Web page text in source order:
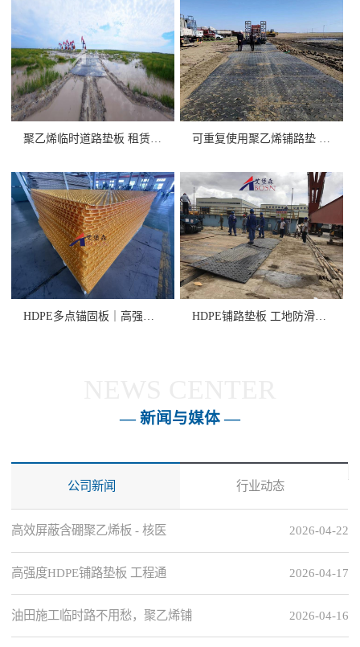
聚乙烯临时道路垫板 租赁/销售 可重复使用聚乙烯铺路垫 高承重
— 新闻与媒体 —
公司新闻 行业动态
2026-04-22
高效屏蔽含硼聚乙烯板 - 核医
2026-04-17
高强度HDPE铺路垫板 工程通
2026-04-16
油田施工临时路不用愁，聚乙烯铺